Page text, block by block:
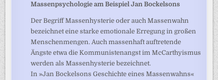
Massenpsychologie am Beispiel Jan Bockelsons
Der Begriff Massenhysterie oder auch Massenwahn
bezeichnet eine starke emotionale Erregung in großen
Menschenmengen. Auch massenhaft auftretende
Ängste etwa die Kommunistenangst im McCarthyismus
werden als Massenhysterie bezeichnet.
In »Jan Bockelsons Geschichte eines Massenwahns«